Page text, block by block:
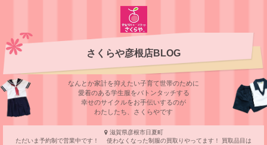
さくらや彦根店BLOG
なんとか家計を抑えたい子育て世帯のために
愛着のある学⽣服をバトンタッチする
幸せのサイクルをお⼿伝いするのが
わたしたち、さくらやです
滋賀県彦根市日夏町
ただいま予約制で営業中です！ 使わなくなった制服の買取りやってます！ 買取品目は